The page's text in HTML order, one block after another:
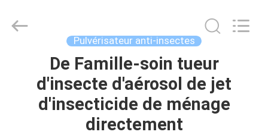
MAISON
PRODUITS
Necessities
Pulvérisateur anti-insectes
De Famille-soin tueur
d'insecte d'aérosol de jet
d'insecticide de ménage
directement